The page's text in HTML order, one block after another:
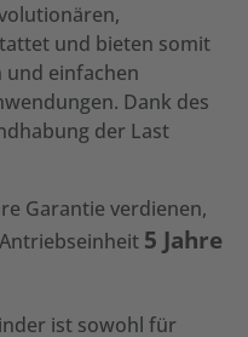
und bieten somit
und einfachen
Dank des
der Last
Garantie verdienen,
Antriebseinheit 5 Jahre
ist sowohl für